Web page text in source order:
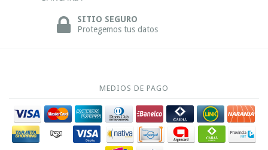
SITIO SEGURO
Protegemos tus datos
MEDIOS DE PAGO